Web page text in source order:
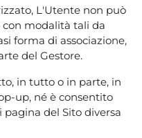
L'Utente non può
modalità tali da
forma di associazione,
del Gestore.
in tutto o in parte, in
up, né è consentito
del Sito diversa